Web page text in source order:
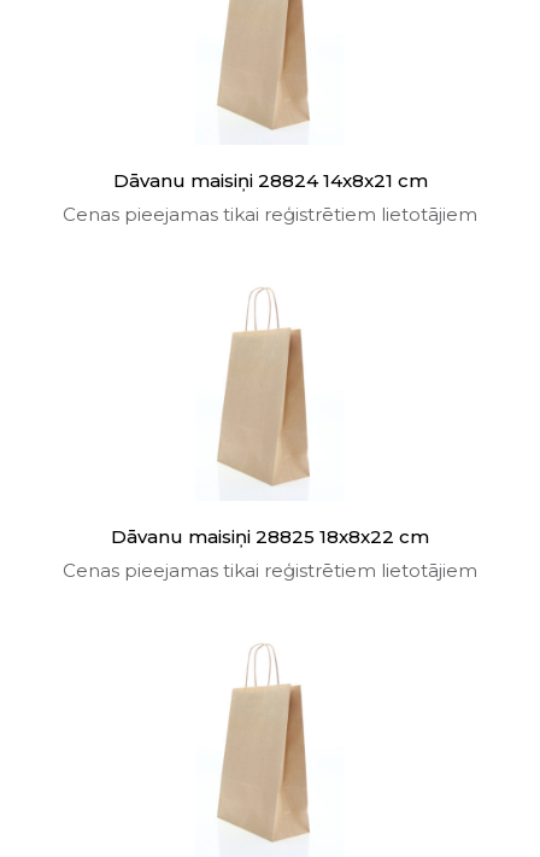
Dāvanu maisiņi 28824 14x8x21 cm
Cenas pieejamas tikai reģistrētiem lietotājiem
Dāvanu maisiņi 28825 18x8x22 cm
Cenas pieejamas tikai reģistrētiem lietotājiem